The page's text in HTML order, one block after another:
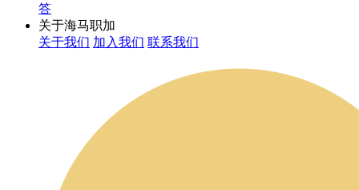
答
关于海马职加
关于我们 加入我们 联系我们